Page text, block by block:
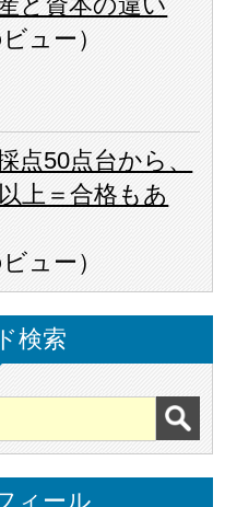
ュー ）
点50点台から、
上＝合格もあ
ュー ）
検索
ィール